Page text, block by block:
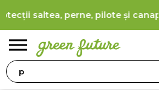
saltea, perne, pilote și canapele